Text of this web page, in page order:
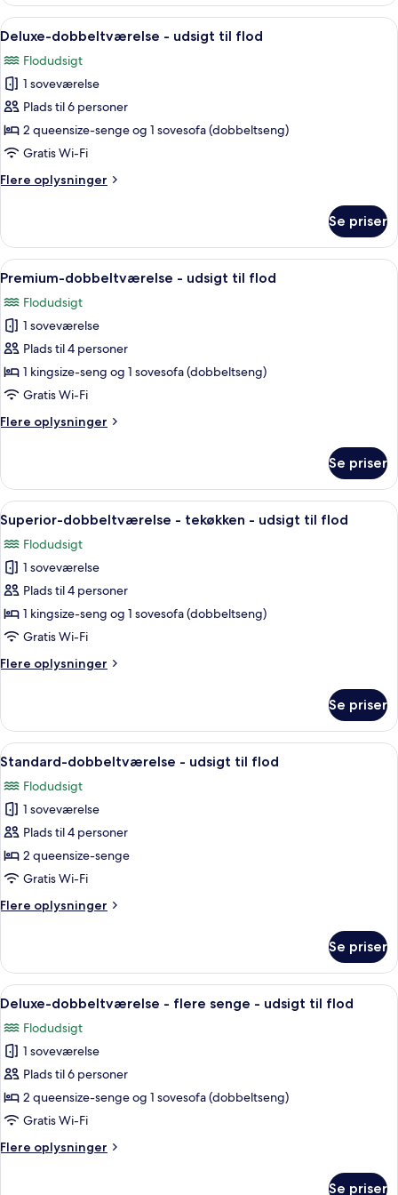
Indlæs
alle
billeder
af
Deluxe-
dobbeltværelse
-
til
Et hotelværelse med to senge, et
5
Deluxe-dobbeltværelse - udsigt til flod
Flodudsigt
1 soveværelse
Plads til 6 personer
2 queensize-senge og 1 sovesofa (dobbeltseng)
Gratis Wi-Fi
Flere oplysninger
Flere
dobbeltværelse
udsigt
flod
Se priser
Indlæs
alle
billeder
af
Premium-
dobbeltværelse
-
til
Et hotelværelse med en stor seng,
5
Premium-dobbeltværelse - udsigt til flod
Flodudsigt
1 soveværelse
Plads til 4 personer
1 kingsize-seng og 1 sovesofa (dobbeltseng)
Gratis Wi-Fi
Flere oplysninger
Flere
dobbeltværelse
udsigt
flod
Se priser
Indlæs
alle
billeder
af
Superior-
dobbeltværelse
-
-
flod
Et moderne hotelværelse med en
6
Superior-dobbeltværelse - tekøkken - udsigt til flod
Flodudsigt
1 soveværelse
Plads til 4 personer
1 kingsize-seng og 1 sovesofa (dobbeltseng)
Gratis Wi-Fi
Flere oplysninger
Flere
dobbeltværelse
tekøkken
udsigt
til
flod
Se priser
Indlæs
alle
billeder
af
Standard-
dobbeltværelse
-
til
Et hotelværelse med to senge, et
5
Standard-dobbeltværelse - udsigt til flod
Flodudsigt
1 soveværelse
Plads til 4 personer
2 queensize-senge
Gratis Wi-Fi
Flere oplysninger
Flere
dobbeltværelse
udsigt
flod
Se priser
Indlæs
alle
billeder
af
Deluxe-
dobbeltværelse
-
senge
Et hotelværelse med to senge, et
5
Deluxe-dobbeltværelse - flere senge - udsigt til flod
Flodudsigt
1 soveværelse
Plads til 6 personer
2 queensize-senge og 1 sovesofa (dobbeltseng)
Gratis Wi-Fi
Flere oplysninger
Flere
Se priser